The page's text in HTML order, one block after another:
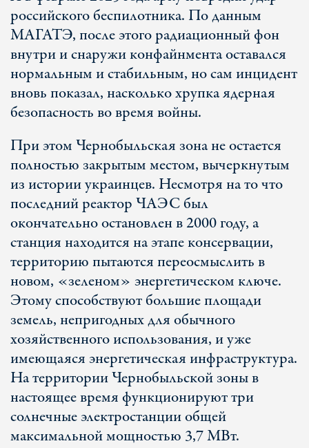
российского беспилотника. По данным
МАГАТЭ, после этого радиационный фон
внутри и снаружи конфайнмента оставался
нормальным и стабильным, но сам инцидент
вновь показал, насколько хрупка ядерная
безопасность во время войны.
При этом Чернобыльская зона не остается
полностью закрытым местом, вычеркнутым
из истории украинцев. Несмотря на то что
последний реактор ЧАЭС был
окончательно остановлен в 2000 году, а
станция находится на этапе консервации,
территорию пытаются переосмыслить в
новом, «зеленом» энергетическом ключе.
Этому способствуют большие площади
земель, непригодных для обычного
хозяйственного использования, и уже
имеющаяся энергетическая инфраструктура.
На территории Чернобыльской зоны в
настоящее время функционируют три
солнечные электростанции общей
максимальной мощностью 3,7 МВт.